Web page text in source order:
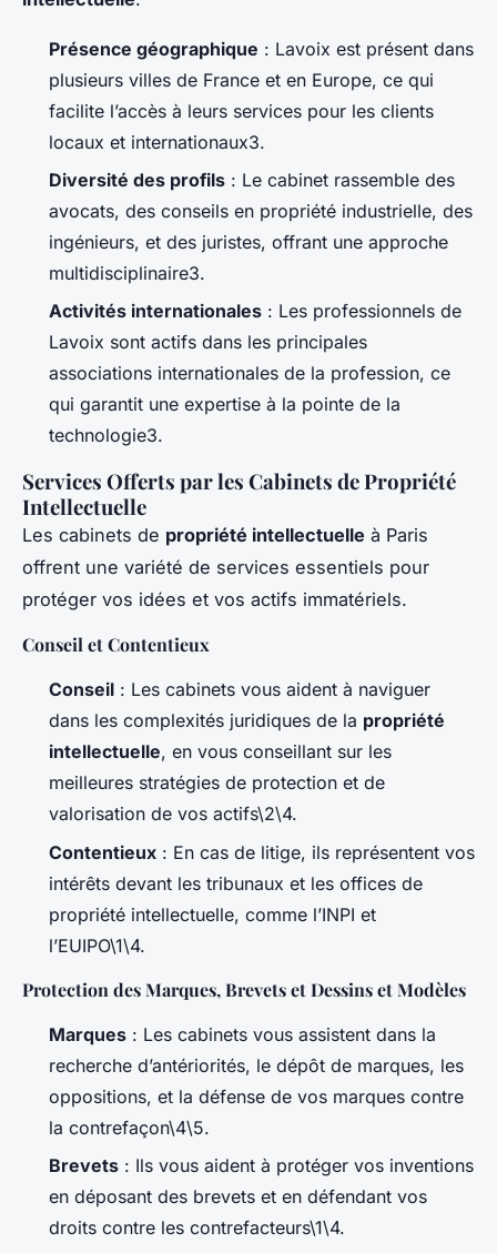
Présence géographique : Lavoix est présent dans
plusieurs villes de France et en Europe, ce qui
facilite l’accès à leurs services pour les clients
locaux et internationaux3.
Diversité des profils : Le cabinet rassemble des
avocats, des conseils en propriété industrielle, des
ingénieurs, et des juristes, offrant une approche
multidisciplinaire3.
Activités internationales : Les professionnels de
Lavoix sont actifs dans les principales
associations internationales de la profession, ce
qui garantit une expertise à la pointe de la
technologie3.
Services Offerts par les Cabinets de Propriété
Intellectuelle
Les cabinets de propriété intellectuelle à Paris
offrent une variété de services essentiels pour
protéger vos idées et vos actifs immatériels.
Conseil et Contentieux
Conseil : Les cabinets vous aident à naviguer
dans les complexités juridiques de la propriété
intellectuelle, en vous conseillant sur les
meilleures stratégies de protection et de
valorisation de vos actifs\2\4.
Contentieux : En cas de litige, ils représentent vos
intérêts devant les tribunaux et les offices de
propriété intellectuelle, comme l’INPI et
l’EUIPO\1\4.
Protection des Marques, Brevets et Dessins et Modèles
Marques : Les cabinets vous assistent dans la
recherche d’antériorités, le dépôt de marques, les
oppositions, et la défense de vos marques contre
la contrefaçon\4\5.
Brevets : Ils vous aident à protéger vos inventions
en déposant des brevets et en défendant vos
droits contre les contrefacteurs\1\4.